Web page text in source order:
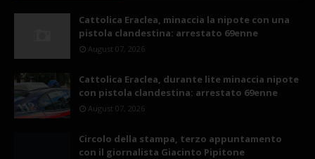
Cattolica Eraclea, minaccia la nipote con una
pistola clandestina: arrestato 69enne
August 07, 2026
Cattolica Eraclea, durante lite minaccia nipote
con pistola clandestina: arrestato 69enne
August 07, 2026
Circolo della stampa, terzo appuntamento
con il giornalista Giacinto Pipitone